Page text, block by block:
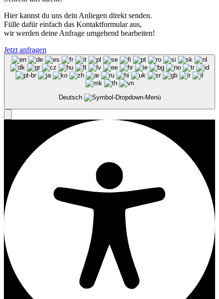
Hier kannst du uns dein Anliegen direkt senden.
Fülle dafür einfach das Kontaktformular aus,
wir werden deine Anfrage umgehend bearbeiten!
Jetzt anfragen
Deutsch